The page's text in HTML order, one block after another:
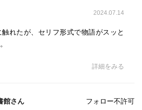
2024.07.14
れたが、セリフ形式で物語がスッと
詳細をみる
館さん フォロー不許可